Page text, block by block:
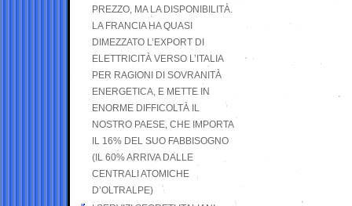
PREZZO, MA LA DISPONIBILITÀ.
LA FRANCIA HA QUASI
DIMEZZATO L’EXPORT DI
ELETTRICITÀ VERSO L’ITALIA
PER RAGIONI DI SOVRANITÀ
ENERGETICA, E METTE IN
ENORME DIFFICOLTÀ IL
NOSTRO PAESE, CHE IMPORTA
IL 16% DEL SUO FABBISOGNO
(IL 60% ARRIVA DALLE
CENTRALI ATOMICHE
D’OLTRALPE)